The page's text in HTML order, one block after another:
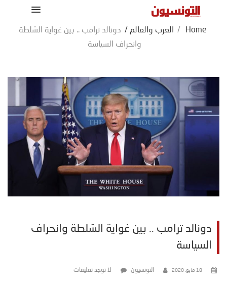
Home
/ العرب والعالم / دونالد ترامب .. بين غواية السّلطة
وانحراف السياسة
دونالد ترامب .. بين غواية السّلطة وانحراف
السياسة
18 مايو، 2020 التونسيون لا توجد تعليقات